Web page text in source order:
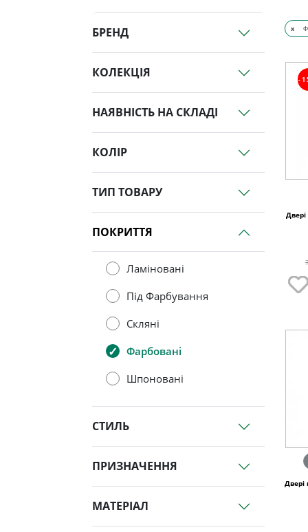
БРЕНД
КОЛЕКЦІЯ
НАЯВНІСТЬ НА СКЛАДІ
КОЛІР
ТИП ТОВАРУ
ПОКРИТТЯ
Ламіновані
Під Фарбування
Скляні
Фарбовані
Шпоновані
СТИЛЬ
ПРИЗНАЧЕННЯ
МАТЕРІАЛ
x
-
Двері